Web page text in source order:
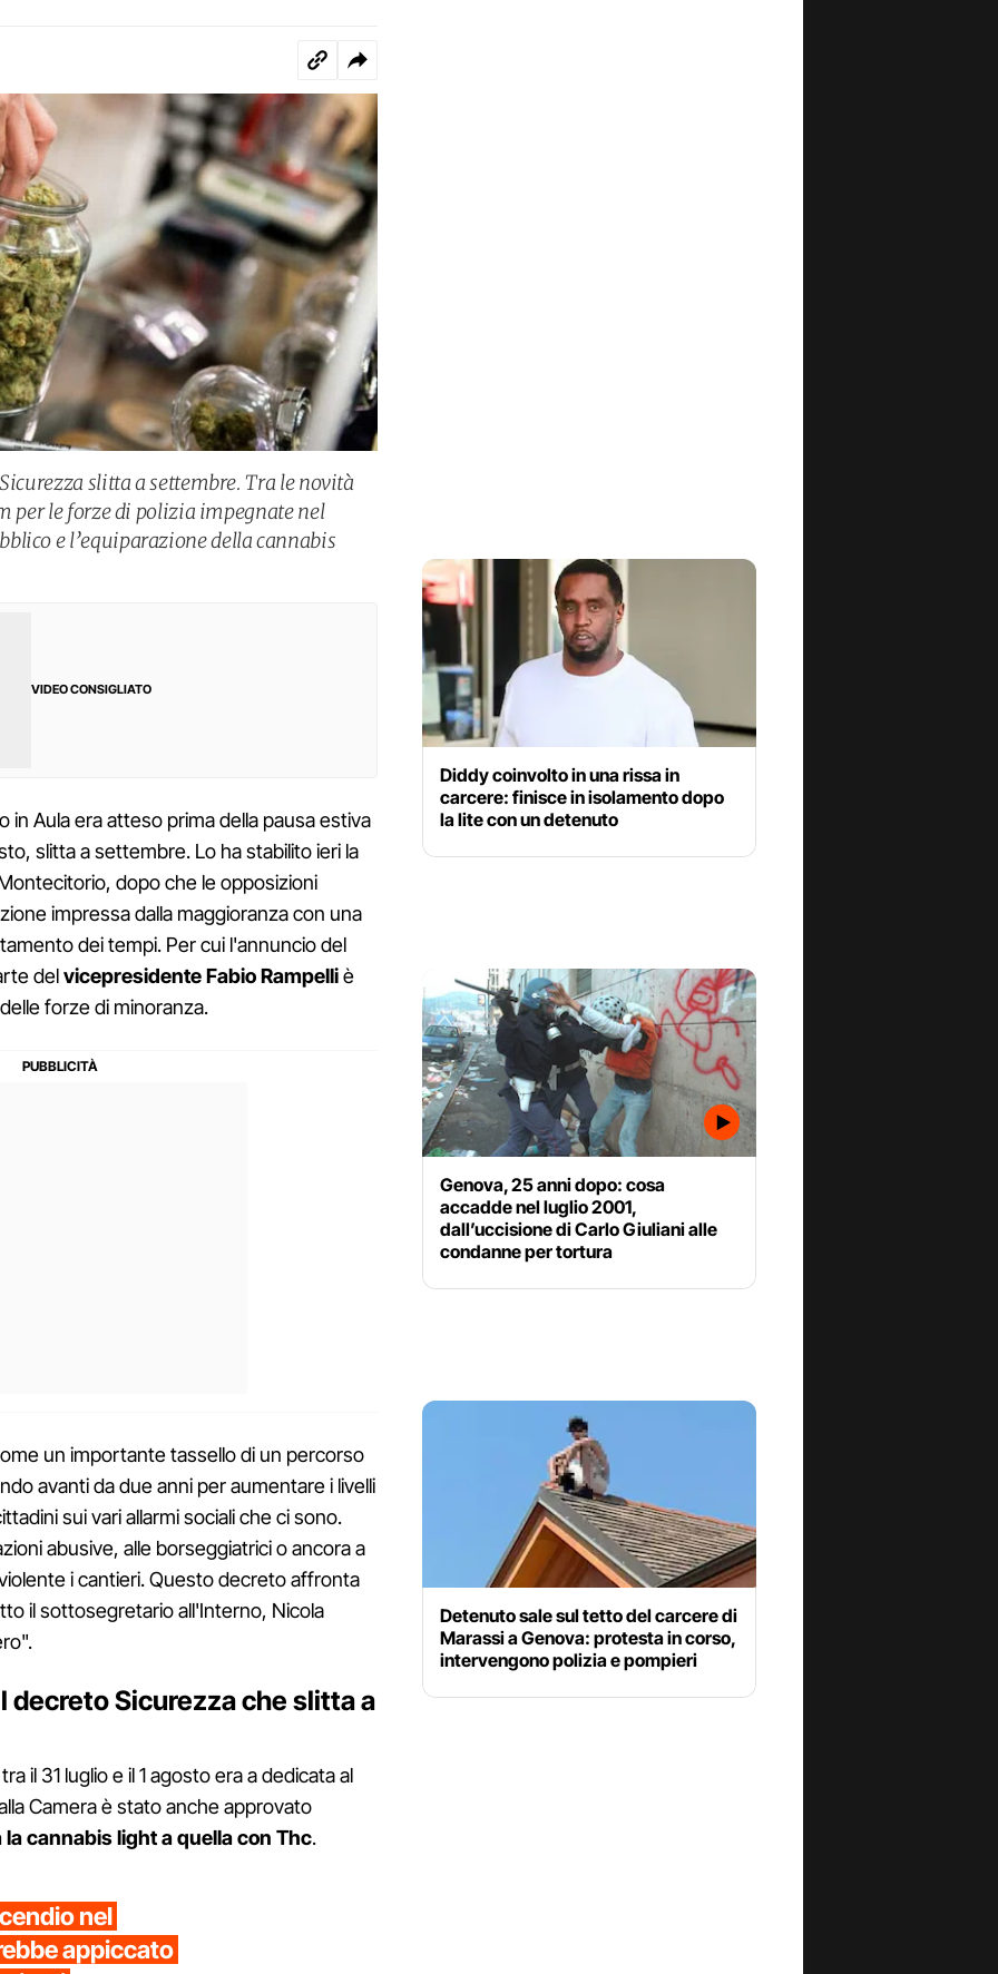
slitta a settembre. Tra le novità
per le forze di polizia impegnate nel
e l’equiparazione della cannabis
VIDEO CONSIGLIATO
in Aula era atteso prima della pausa estiva
slitta a settembre. Lo ha stabilito ieri la
dopo che le opposizioni
impressa dalla maggioranza con una
dei tempi. Per cui l'annuncio del
delvicepresidente Fabio Rampelliè
forze di minoranza.
un importante tassello di un percorso
avanti da due anni per aumentare i livelli
sui vari allarmi sociali che ci sono.
abusive, alle borseggiatrici o ancora a
i cantieri. Questo decreto affronta
il sottosegretario all'Interno, Nicola
decreto Sicurezza che slitta a
il 31 luglio e il 1 agosto era a dedicata al
Camera è stato anche approvato
la cannabis light a quella con Thc.
nel
appiccato
Diddy coinvolto in una rissa in
carcere: finisce in isolamento dopo
la lite con un detenuto
Genova, 25 anni dopo: cosa
accadde nel luglio 2001,
dall’uccisione di Carlo Giuliani alle
condanne per tortura
Detenuto sale sul tetto del carcere di
Marassi a Genova: protesta in corso,
intervengono polizia e pompieri